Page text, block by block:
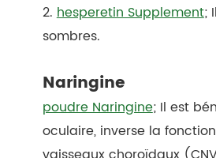
2.hesperetin Supplement;
sombres.
Naringine
poudre Naringine; Il est
oculaire, inverse la